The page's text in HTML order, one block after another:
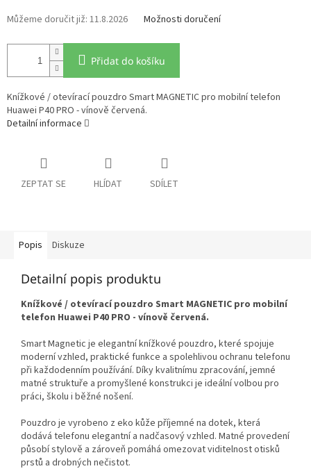
11.8.2026 Možnosti doručení
Přidat do košíku
Knížkové / otevírací pouzdro Smart MAGNETIC pro mobilní telefon
Huawei P40 PRO - vínově červená.
Detailní informace
ZEPTAT SE HLÍDAT SDÍLET
Popis Diskuze
Detailní popis produktu
Knížkové / otevírací pouzdro Smart MAGNETIC pro mobilní
telefon Huawei P40 PRO - vínově červená.
Smart Magnetic je elegantní knížkové pouzdro, které spojuje
moderní vzhled, praktické funkce a spolehlivou ochranu telefonu
při každodenním používání. Díky kvalitnímu zpracování, jemné
matné struktuře a promyšlené konstrukci je ideální volbou pro
práci, školu i běžné nošení.
Pouzdro je vyrobeno z eko kůže příjemné na dotek, která
dodává telefonu elegantní a nadčasový vzhled. Matné provedení
působí stylově a zároveň pomáhá omezovat viditelnost otisků
prstů a drobných nečistot.